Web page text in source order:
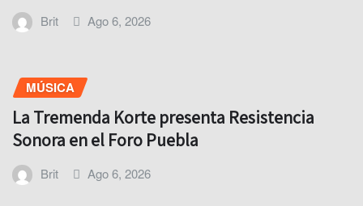
Brit Ago 6, 2026
MÚSICA
La Tremenda Korte presenta Resistencia
Sonora en el Foro Puebla
Brit Ago 6, 2026